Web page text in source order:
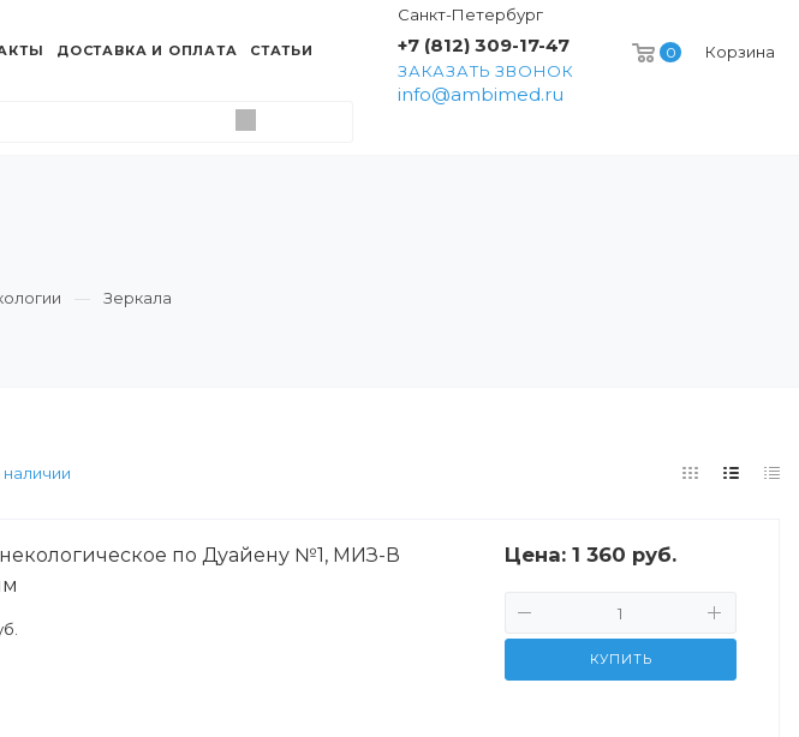
0 Корзина
Санкт-Петербург
+7 (812) 309-17-47
ЗАКАЗАТЬ ЗВОНОК
info@ambimed.ru
ДОСТАВКА И ОПЛАТА СТАТЬИ
Зеркала
наличии
по Дуайену №1, МИЗ-В
Цена: 1 360 руб.
КУПИТЬ